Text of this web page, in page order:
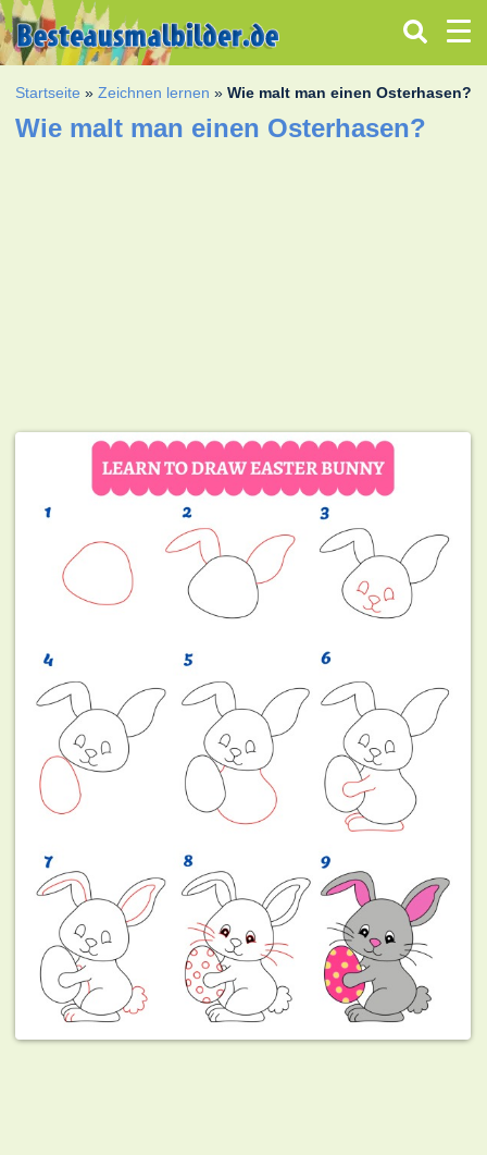
Startseite »Zeichnen lernen »Wie malt man einen Osterhasen?
Wie malt man einen Osterhasen?